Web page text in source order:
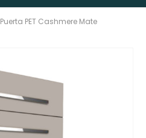
Puerta PET Cashmere Mate